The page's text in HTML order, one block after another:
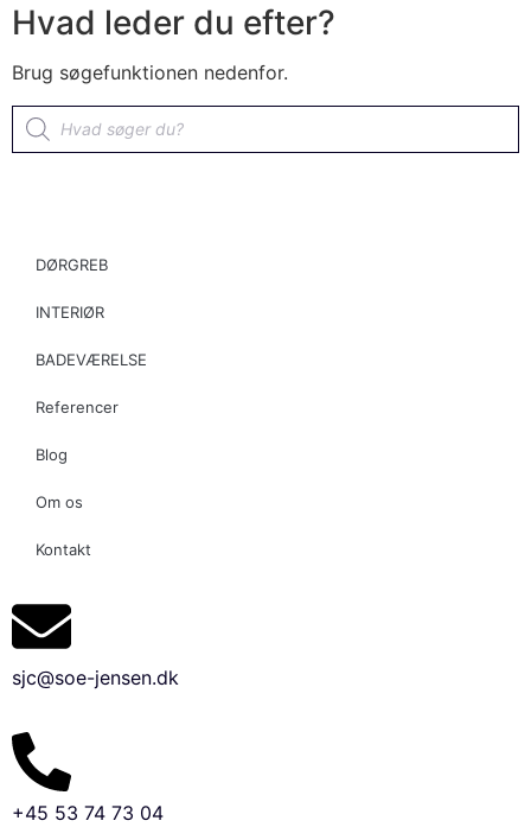
Hvad leder du efter?
Brug søgefunktionen nedenfor.
DØRGREB
INTERIØR
BADEVÆRELSE
Referencer
Blog
Om os
Kontakt
sjc@soe-jensen.dk
+45 53 74 73 04